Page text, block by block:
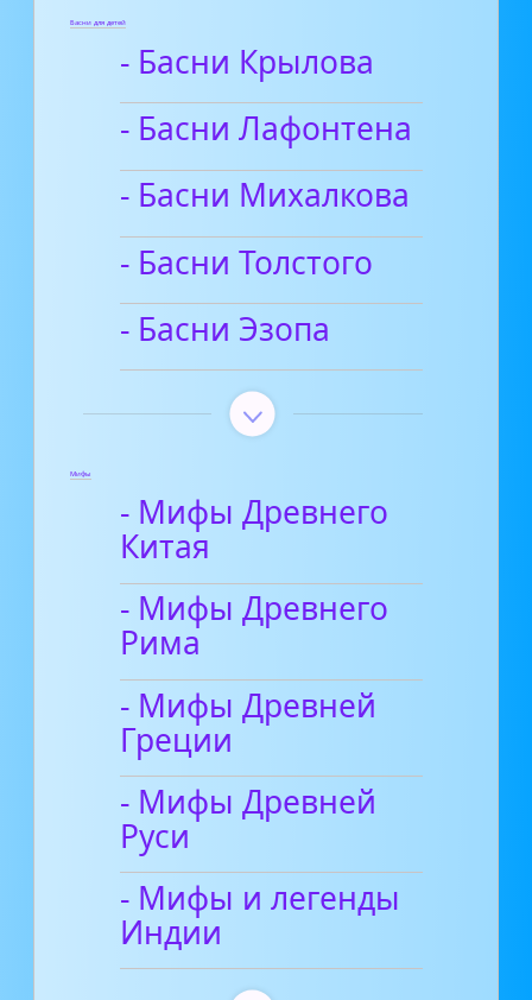
Басни для детей
- Басни Крылова
- Басни Лафонтена
- Басни Михалкова
- Басни Толстого
- Басни Эзопа
Мифы
- Мифы Древнего
Китая
- Мифы Древнего
Рима
- Мифы Древней
Греции
- Мифы Древней
Руси
- Мифы и легенды
Индии